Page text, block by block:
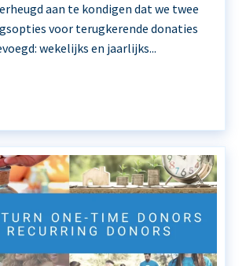
aan te kondigen dat we twee
voor terugkerende donaties
wekelijks en jaarlijks...